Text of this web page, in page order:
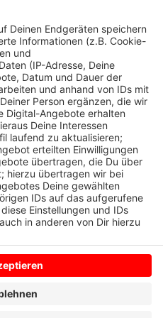
gekokelt. Die
schnell in den Griff. Sie
wieder ab. Niemand